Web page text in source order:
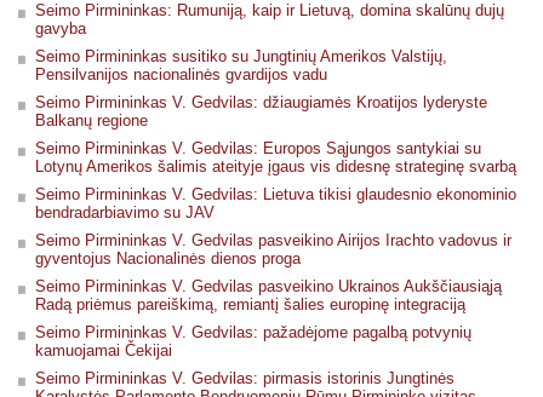
Seimo Pirmininkas: Rumuniją, kaip ir Lietuvą, domina skalūnų dujų
gavyba
Seimo Pirmininkas susitiko su Jungtinių Amerikos Valstijų,
Pensilvanijos nacionalinės gvardijos vadu
Seimo Pirmininkas V. Gedvilas: džiaugiamės Kroatijos lyderyste
Balkanų regione
Seimo Pirmininkas V. Gedvilas: Europos Sąjungos santykiai su
Lotynų Amerikos šalimis ateityje įgaus vis didesnę strateginę svarbą
Seimo Pirmininkas V. Gedvilas: Lietuva tikisi glaudesnio ekonominio
bendradarbiavimo su JAV
Seimo Pirmininkas V. Gedvilas pasveikino Airijos Irachto vadovus ir
gyventojus Nacionalinės dienos proga
Seimo Pirmininkas V. Gedvilas pasveikino Ukrainos Aukščiausiąją
Radą priėmus pareiškimą, remiantį šalies europinę integraciją
Seimo Pirmininkas V. Gedvilas: pažadėjome pagalbą potvynių
kamuojamai Čekijai
Seimo Pirmininkas V. Gedvilas: pirmasis istorinis Jungtinės